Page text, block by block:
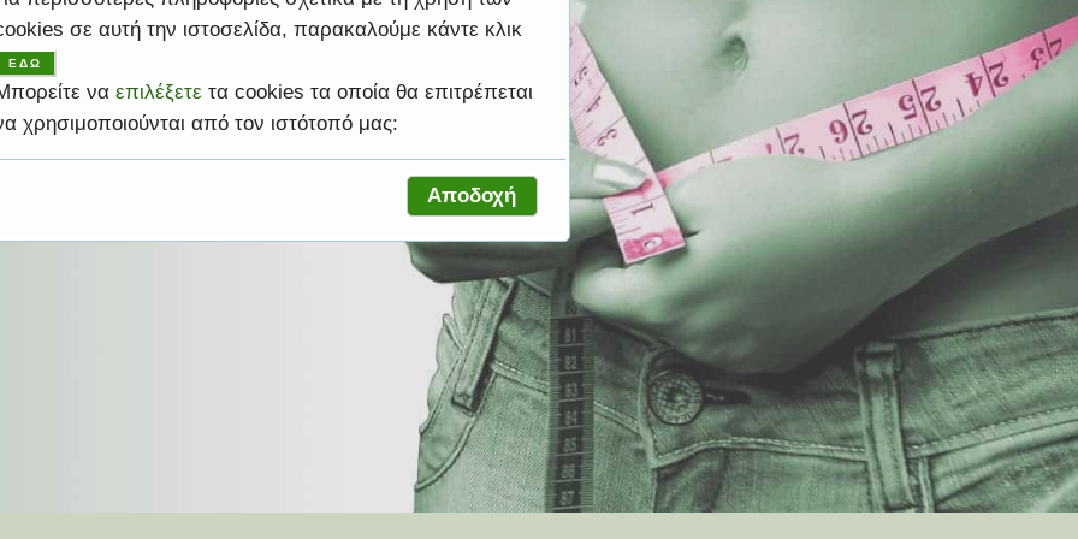
σας ανάγκη.
υπηρεσίες ώστε να σας βοηθήσει να
σας ανάγκη.
σε αυτή την ιστοσελίδα, παρακαλούμε κάντε κλικ
ΕΔΩ
να επιλέξετε τα cookies τα οποία θα επιτρέπεται
χρησιμοποιούνται από τον ιστότοπό μας:
Αποδοχή